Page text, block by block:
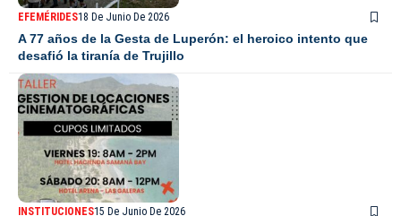
EFEMÉRIDES18 De Junio De 2026
A 77 años de la Gesta de Luperón: el heroico intento que
desafió la tiranía de Trujillo
INSTITUCIONES15 De Junio De 2026